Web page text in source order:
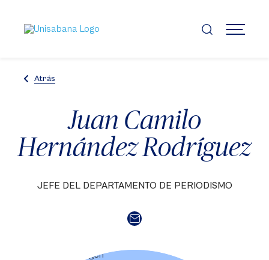
contenido
principal
MENÚ
Atrás
Juan Camilo
Hernández Rodríguez
JEFE DEL DEPARTAMENTO DE PERIODISMO